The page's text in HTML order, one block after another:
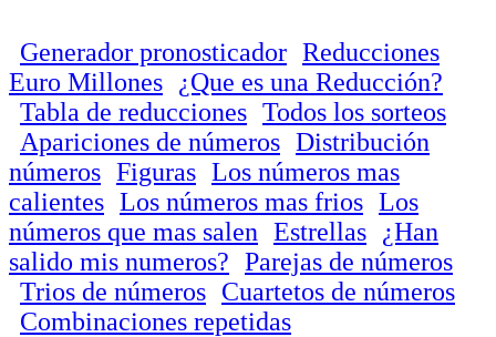
Generador pronosticador Reducciones
Euro Millones
¿Que es una Reducción?
Tabla de reducciones Todos los sorteos
Apariciones de números Distribución
números Figuras Los números mas
calientes Los números mas frios Los
números que mas salen Estrellas
¿Han
salido mis numeros? Parejas de números
Trios de números Cuartetos de números
Combinaciones repetidas